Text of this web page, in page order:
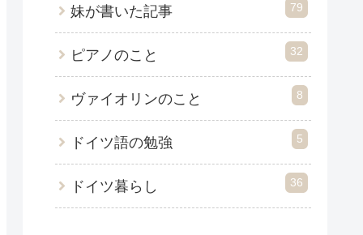
妹が書いた記事 79
ピアノのこと 32
ヴァイオリンのこと 8
ドイツ語の勉強 5
ドイツ暮らし 36